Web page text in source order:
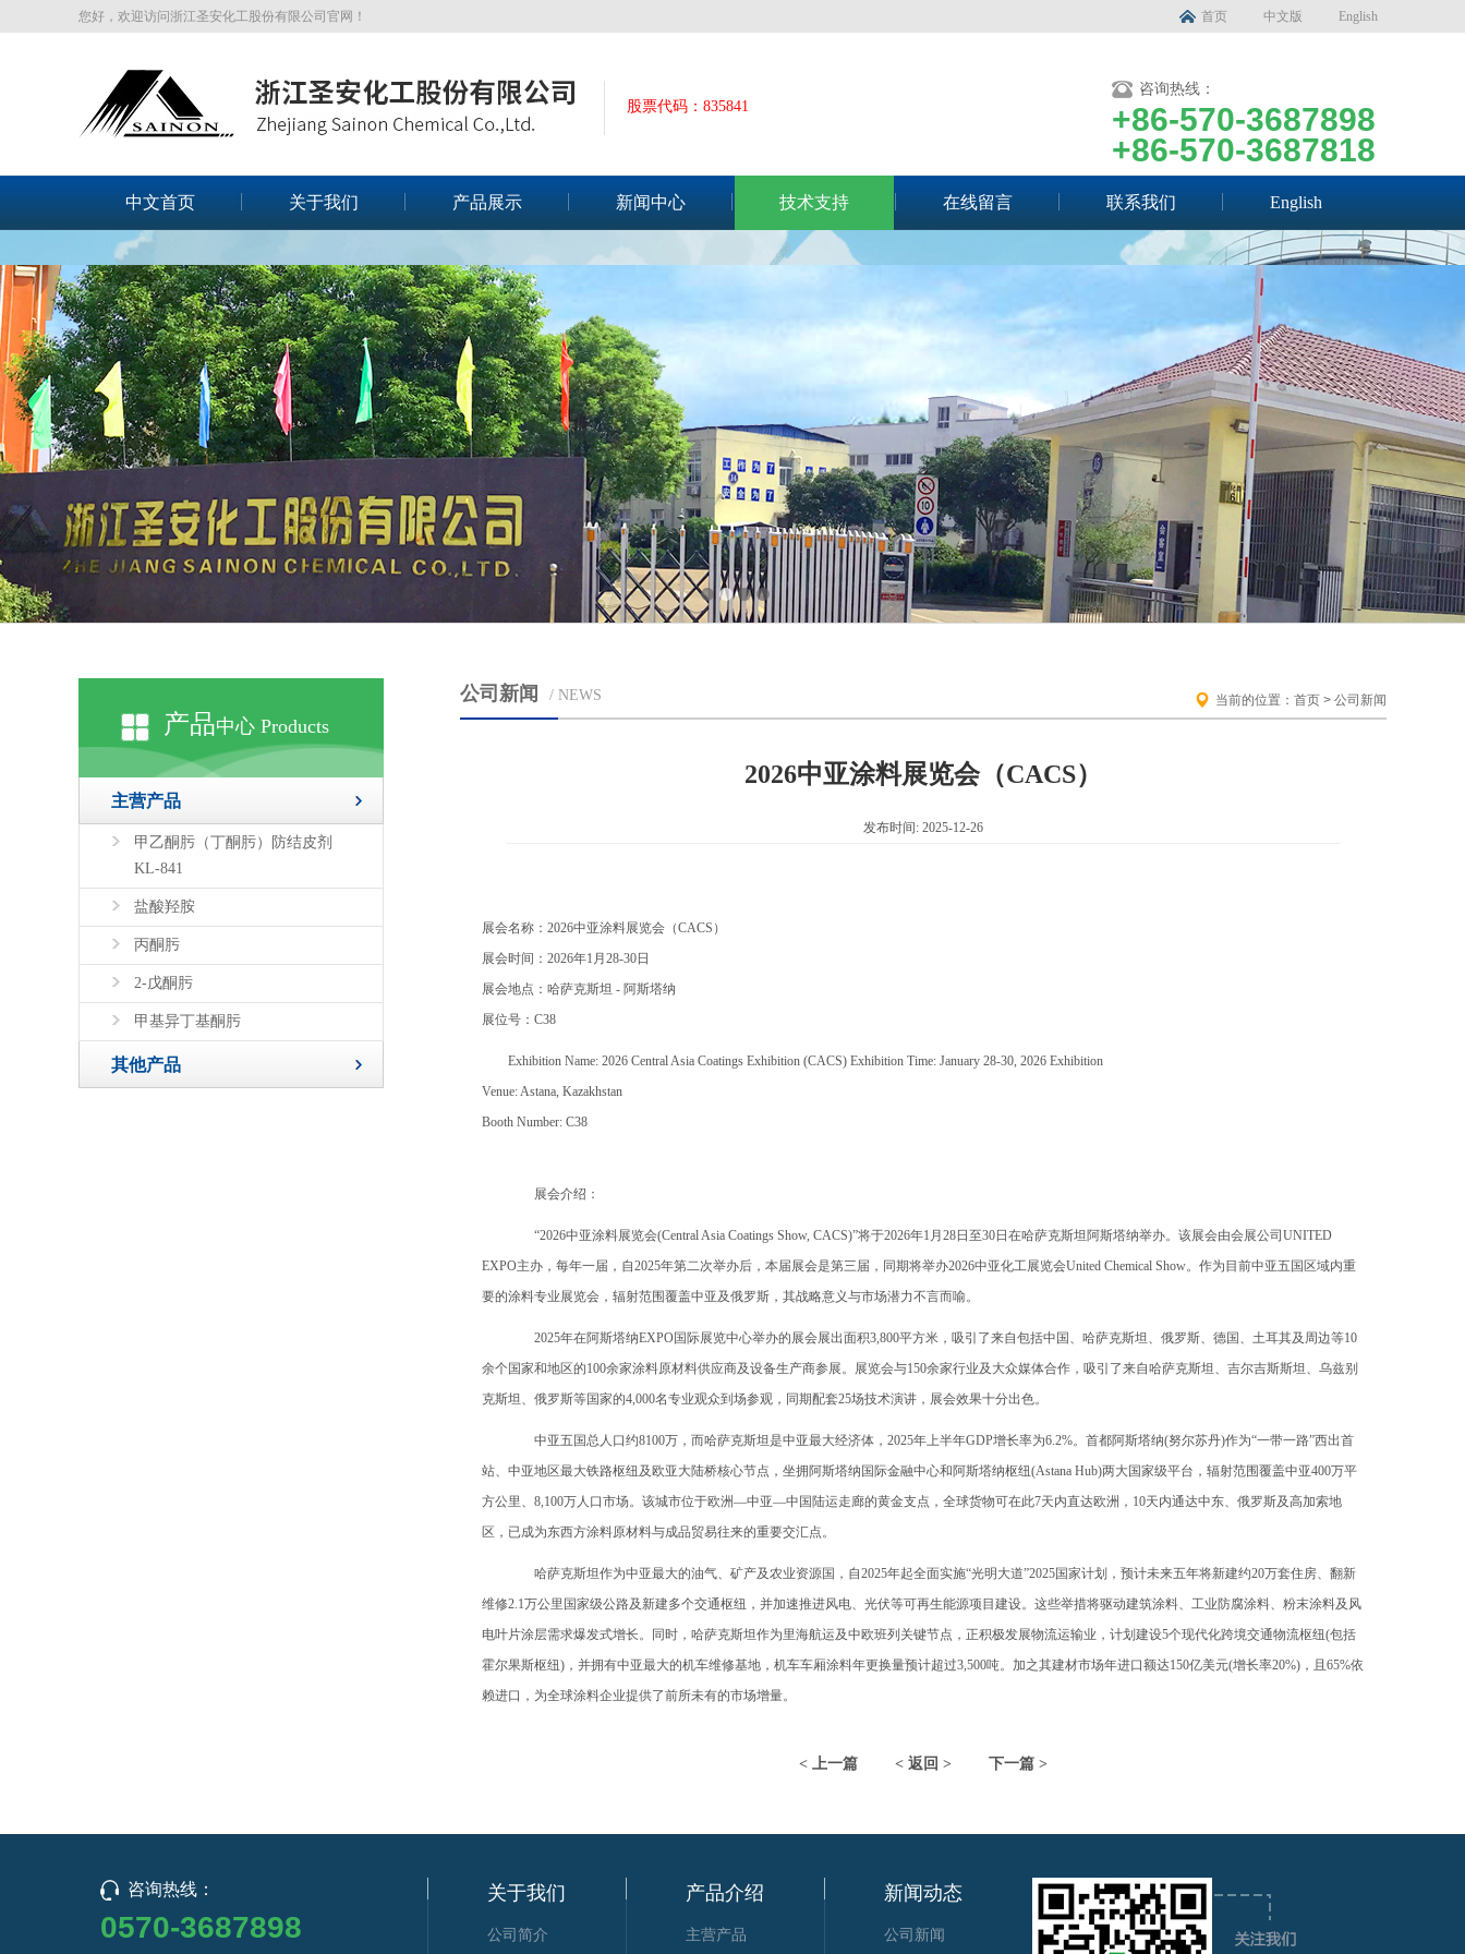
您好，欢迎访问浙江圣安化工股份有限公司官网！ 首页 中文版 English
股票代码：835841
咨询热线：
+86-570-3687898
+86-570-3687818
中文首页 关于我们 产品展示 新闻中心 技术支持 在线留言 联系我们 English
产品中心 Products
主营产品
甲乙酮肟（丁酮肟）防结皮剂
KL-841
盐酸羟胺
丙酮肟
2-戊酮肟
甲基异丁基酮肟
其他产品
公司新闻 / NEWS 当前的位置：首页 > 公司新闻
2026中亚涂料展览会（CACS）
发布时间: 2025-12-26
展会名称：2026中亚涂料展览会（CACS）
展会时间：2026年1月28-30日
展会地点：哈萨克斯坦 - 阿斯塔纳
展位号：C38
Exhibition Name: 2026 Central Asia Coatings Exhibition (CACS) Exhibition Time: January 28-30, 2026 Exhibition
Venue: Astana, Kazakhstan
Booth Number: C38
展会介绍：
“2026中亚涂料展览会(Central Asia Coatings Show, CACS)”将于2026年1月28日至30日在哈萨克斯坦阿斯塔纳举办。该展会由会展公司UNITED
EXPO主办，每年一届，自2025年第二次举办后，本届展会是第三届，同期将举办2026中亚化工展览会United Chemical Show。作为目前中亚五国区域内重
要的涂料专业展览会，辐射范围覆盖中亚及俄罗斯，其战略意义与市场潜力不言而喻。
2025年在阿斯塔纳EXPO国际展览中心举办的展会展出面积3,800平方米，吸引了来自包括中国、哈萨克斯坦、俄罗斯、德国、土耳其及周边等10
余个国家和地区的100余家涂料原材料供应商及设备生产商参展。展览会与150余家行业及大众媒体合作，吸引了来自哈萨克斯坦、吉尔吉斯斯坦、乌兹别
克斯坦、俄罗斯等国家的4,000名专业观众到场参观，同期配套25场技术演讲，展会效果十分出色。
中亚五国总人口约8100万，而哈萨克斯坦是中亚最大经济体，2025年上半年GDP增长率为6.2%。首都阿斯塔纳(努尔苏丹)作为“一带一路”西出首
站、中亚地区最大铁路枢纽及欧亚大陆桥核心节点，坐拥阿斯塔纳国际金融中心和阿斯塔纳枢纽(Astana Hub)两大国家级平台，辐射范围覆盖中亚400万平
方公里、8,100万人口市场。该城市位于欧洲—中亚—中国陆运走廊的黄金支点，全球货物可在此7天内直达欧洲，10天内通达中东、俄罗斯及高加索地
区，已成为东西方涂料原材料与成品贸易往来的重要交汇点。
哈萨克斯坦作为中亚最大的油气、矿产及农业资源国，自2025年起全面实施“光明大道”2025国家计划，预计未来五年将新建约20万套住房、翻新
维修2.1万公里国家级公路及新建多个交通枢纽，并加速推进风电、光伏等可再生能源项目建设。这些举措将驱动建筑涂料、工业防腐涂料、粉末涂料及风
电叶片涂层需求爆发式增长。同时，哈萨克斯坦作为里海航运及中欧班列关键节点，正积极发展物流运输业，计划建设5个现代化跨境交通物流枢纽(包括
霍尔果斯枢纽)，并拥有中亚最大的机车维修基地，机车车厢涂料年更换量预计超过3,500吨。加之其建材市场年进口额达150亿美元(增长率20%)，且65%依
赖进口，为全球涂料企业提供了前所未有的市场增量。
< 上一篇 < 返回 > 下一篇 >
咨询热线：
0570-3687898
关于我们
公司简介
产品介绍
主营产品
新闻动态
公司新闻